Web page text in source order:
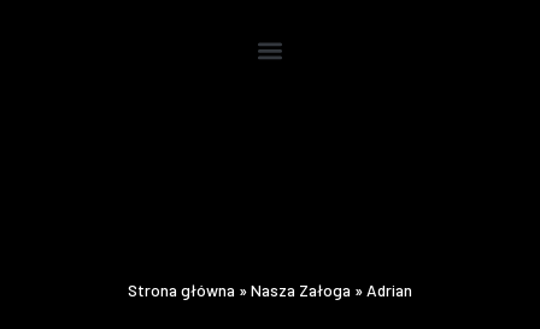
Strona główna »Nasza Załoga »Adrian